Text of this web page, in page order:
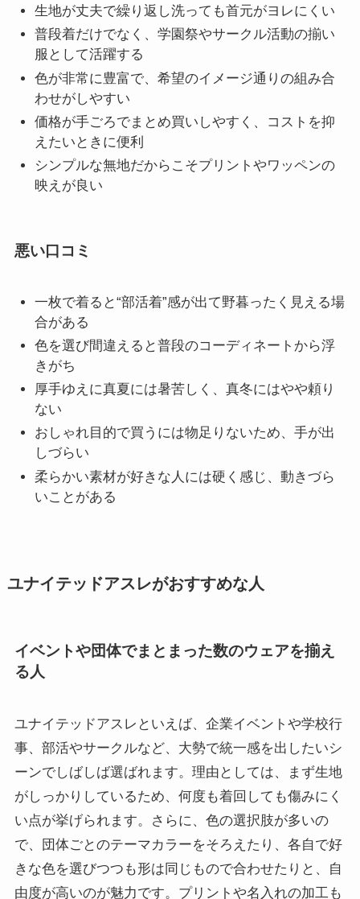
生地が丈夫で繰り返し洗っても首元がヨレにくい
普段着だけでなく、学園祭やサークル活動の揃い
服として活躍する
色が非常に豊富で、希望のイメージ通りの組み合
わせがしやすい
価格が手ごろでまとめ買いしやすく、コストを抑
えたいときに便利
シンプルな無地だからこそプリントやワッペンの
映えが良い
悪い口コミ
一枚で着ると“部活着”感が出て野暮ったく見える場
合がある
色を選び間違えると普段のコーディネートから浮
きがち
厚手ゆえに真夏には暑苦しく、真冬にはやや頼り
ない
おしゃれ目的で買うには物足りないため、手が出
しづらい
柔らかい素材が好きな人には硬く感じ、動きづら
いことがある
ユナイテッドアスレがおすすめな人
イベントや団体でまとまった数のウェアを揃え
る人
ユナイテッドアスレといえば、企業イベントや学校行
事、部活やサークルなど、大勢で統一感を出したいシ
ーンでしばしば選ばれます。理由としては、まず生地
がしっかりしているため、何度も着回しても傷みにく
い点が挙げられます。さらに、色の選択肢が多いの
で、団体ごとのテーマカラーをそろえたり、各自で好
きな色を選びつつも形は同じもので合わせたりと、自
由度が高いのが魅力です。プリントや名入れの加工も